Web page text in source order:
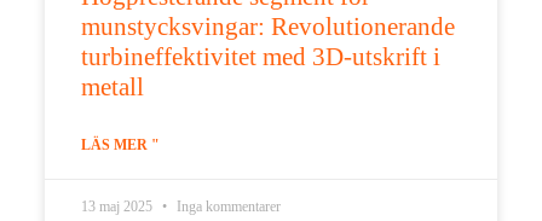
munstycksvingar: Revolutionerande
turbineffektivitet med 3D-utskrift i
metall
LÄS MER "
13 maj 2025 Inga kommentarer